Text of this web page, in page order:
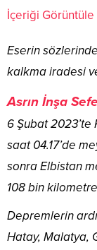
İçeriği Görüntüle
Eserin
kalkma iradesi
Asrın İnşa
6 Şubat 2023’te
saat 04.17’de
sonra Elbistan
108 bin
Depremlerin
Hatay, Malatya,